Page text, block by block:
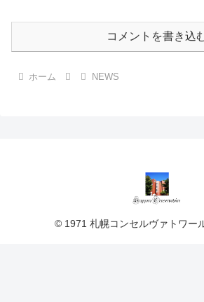
コメントを書き込
ホーム NEWS
© 1971 札幌コンセルヴァトワー